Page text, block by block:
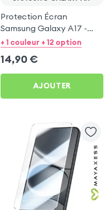
Protection Écran
Samsung Galaxy A17 -
Verre trempé anti-rayures
+ 1 couleur + 12 option
14,90 €
AJOUTER